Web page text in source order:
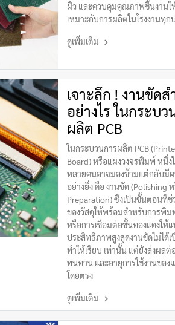
ผิว และควบคุมคุณภาพชิ้นงานใ
เหมาะกับการผลิตในโรงงานทุก
ดูเพิ่มเติม
เจาะลึก ! งานขัด
อย่างไร ในกระบว
ผลิต PCB
ในกระบวนการผลิต PCB
Board) หรือแผงวงจรพิมพ์ หนึ่
หลายคนอาจมองข้ามแต่กลับมี
อย่างยิ่ง คือ งานขัด (Polishing
Preparation) ซึ่งเป็นขั้นตอนที่
ของวัสดุให้พร้อมสำหรับการพิม
หรือการเชื่อมต่อชั้นทองแดงให้
ประสิทธิภาพสูงสุดงานขัดไม่ได้เ
ทำให้เรียบ เท่านั้น แต่ยังส่งผล
ทนทาน และอายุการใช้งานของ
โดยตรง
ดูเพิ่มเติม